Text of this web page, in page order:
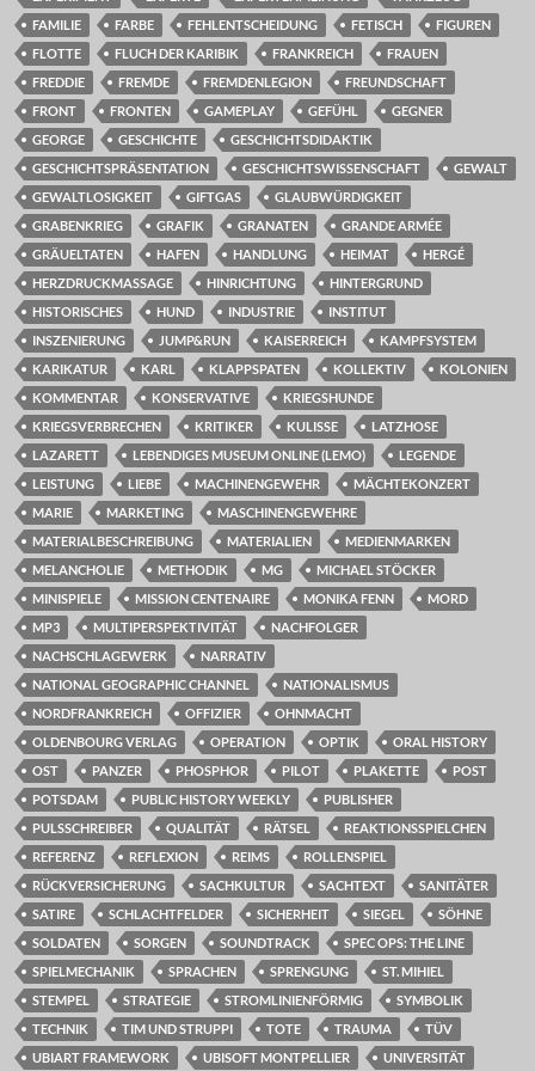
FAMILIE
FARBE FEHLENTSCHEIDUNG FETISCH
FIGUREN
FLOTTE
FLUCH DER KARIBIK FRANKREICH
FRAUEN
FREDDIE
FREMDE FREMDENLEGION
FREUNDSCHAFT
FRONT
FRONTEN GAMEPLAY GEFÜHL
GEGNER
GEORGE
GESCHICHTE
GESCHICHTSDIDAKTIK
GESCHICHTSPRÄSENTATION
GESCHICHTSWISSENSCHAFT
GEWALT
GEWALTLOSIGKEIT
GIFTGAS
GLAUBWÜRDIGKEIT
GRABENKRIEG
GRAFIK GRANATEN
GRANDE ARMÉE
GRÄUELTATEN
HAFEN HANDLUNG HEIMAT
HERGÉ
HERZDRUCKMASSAGE
HINRICHTUNG
HINTERGRUND
HISTORISCHES
HUND INDUSTRIE
INSTITUT
INSZENIERUNG
JUMP&RUN KAISERREICH
KAMPFSYSTEM
KARIKATUR
KARL KLAPPSPATEN KOLLEKTIV
KOLONIEN
KOMMENTAR
KONSERVATIVE
KRIEGSHUNDE
KRIEGSVERBRECHEN
KRITIKER KULISSE
LATZHOSE
LAZARETT
LEBENDIGES MUSEUM ONLINE (LEMO)
LEGENDE
LEISTUNG
LIEBE MACHINENGEWEHR
MÄCHTEKONZERT
MARIE
MARKETING
MASCHINENGEWEHRE
MATERIALBESCHREIBUNG
MATERIALIEN
MEDIENMARKEN
MELANCHOLIE
METHODIK MG
MICHAEL STÖCKER
MINISPIELE
MISSION CENTENAIRE MONIKA FENN
MORD
MP3
MULTIPERSPEKTIVITÄT
NACHFOLGER
NACHSCHLAGEWERK
NARRATIV
NATIONAL GEOGRAPHIC CHANNEL
NATIONALISMUS
NORDFRANKREICH
OFFIZIER
OHNMACHT
OLDENBOURG VERLAG
OPERATION OPTIK
ORAL HISTORY
OST
PANZER PHOSPHOR PILOT PLAKETTE
POST
POTSDAM
PUBLIC HISTORY WEEKLY
PUBLISHER
PULSSCHREIBER
QUALITÄT RÄTSEL
REAKTIONSSPIELCHEN
REFERENZ
REFLEXION REIMS
ROLLENSPIEL
RÜCKVERSICHERUNG
SACHKULTUR SACHTEXT
SANITÄTER
SATIRE
SCHLACHTFELDER SICHERHEIT SIEGEL
SÖHNE
SOLDATEN
SORGEN SOUNDTRACK
SPEC OPS: THE LINE
SPIELMECHANIK
SPRACHEN SPRENGUNG
ST. MIHIEL
STEMPEL
STRATEGIE STROMLINIENFÖRMIG
SYMBOLIK
TECHNIK
TIM UND STRUPPI TOTE TRAUMA
TÜV
UBIART FRAMEWORK
UBISOFT MONTPELLIER UNIVERSITÄT